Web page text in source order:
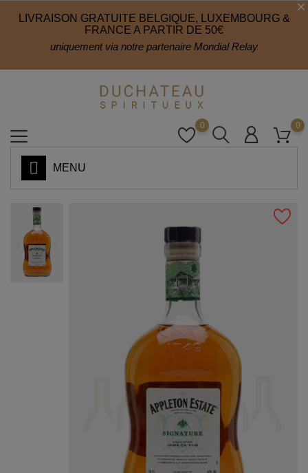
LIVRAISON GRATUITE BELGIQUE, LUXEMBOURG &
FRANCE A PARTIR DE 50€
uniquement via notre partenaire Mondial Relay
0
0
MENU